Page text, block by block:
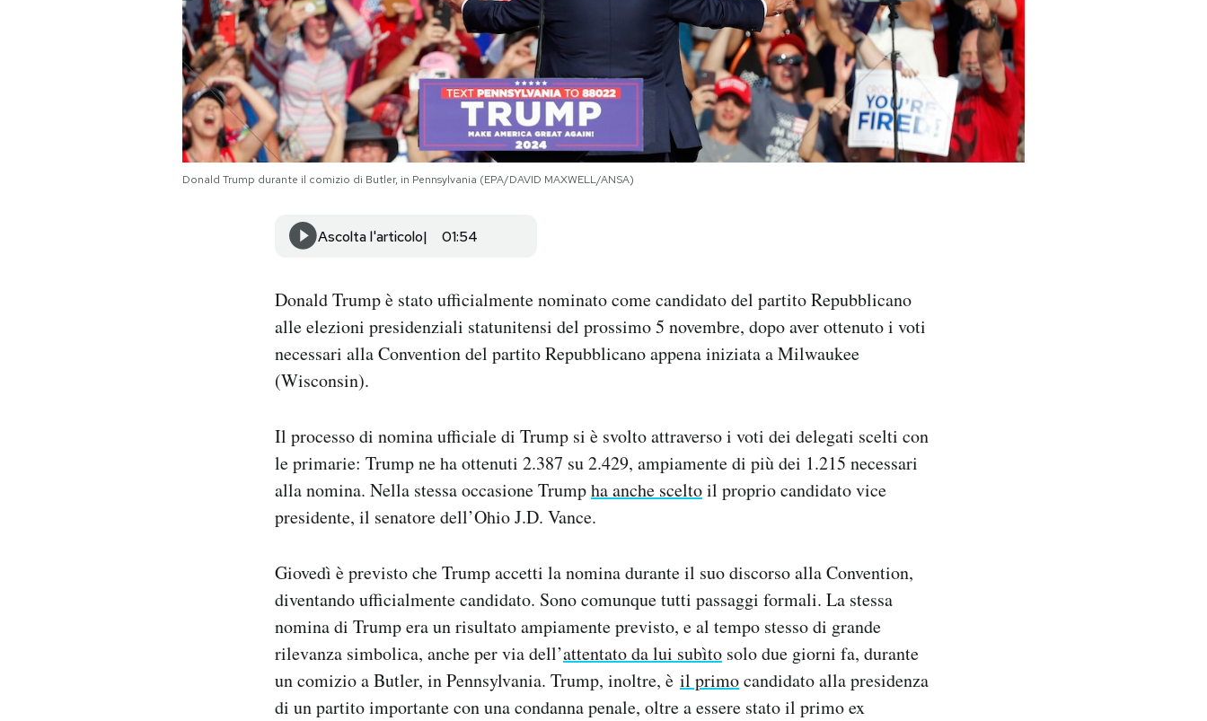
AREA PERSONALE
Donald Trump durante il comizio di Butler, in Pennsylvania (EPA/DAVID MAXWELL/ANSA)
Ascolta l'articolo 01:54
Donald Trump è stato ufficialmente nominato come candidato del partito Repubblicano
alle elezioni presidenziali statunitensi del prossimo 5 novembre, dopo aver ottenuto i voti
necessari alla Convention del partito Repubblicano appena iniziata a Milwaukee
(Wisconsin).
Il processo di nomina ufficiale di Trump si è svolto attraverso i voti dei delegati scelti con
le primarie: Trump ne ha ottenuti 2.387 su 2.429, ampiamente di più dei 1.215 necessari
alla nomina. Nella stessa occasione Trumpha anche sceltoil proprio candidato vice
presidente, il senatore dell’Ohio J.D. Vance.
Giovedì è previsto che Trump accetti la nomina durante il suo discorso alla Convention,
diventando ufficialmente candidato. Sono comunque tutti passaggi formali. La stessa
nomina di Trump era un risultato ampiamente previsto, e al tempo stesso di grande
rilevanza simbolica, anche per via dell’attentato da lui subìto solo due giorni fa, durante
un comizio a Butler, in Pennsylvania. Trump, inoltre, è il primocandidato alla presidenza
di un partito importante con una condanna penale, oltre a essere stato il primo ex